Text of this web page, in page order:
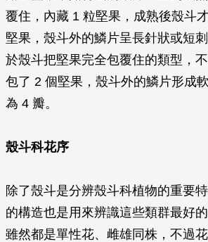
覆住，內藏 1 粒堅果，成熟後殼斗
堅果，殼斗外的鱗片呈長針狀或短
於殼斗把堅果完全包覆住的類型，
包了 2 個堅果，殼斗外的鱗片形成
為 4 瓣。
殼斗科花序
除了殼斗是分辨殼斗科植物的重要
的構造也是用來辨識這些類群最好
雖然都是單性花、雌雄同株，不過